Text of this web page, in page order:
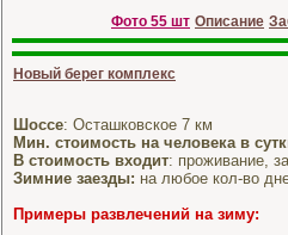
Фото 55 шт Описание
Новый берег комплекс
Шоссе: Осташковское 7 км
Мин. стоимость на человека в
В стоимость входит: проживание,
Зимние заезды: на любое кол-во
Примеры развлечений на зиму: